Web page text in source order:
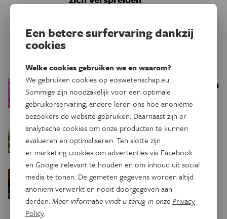
RuimteEen bakkerij op 400 miljoen
kilometer van de aarde
Podcast Natuur & MilieuWaar zijn
insecten in de winter?
Psyche & BreinWaarom we tinnitus
in de hersenen moeten zoeken
Een betere surfervaring dankzij
cookies
Welke cookies gebruiken we en waarom?
We gebruiken cookies op eoswetenschap.eu.
Sommige zijn noodzakelijk voor een optimale
gebruikerservaring, andere leren ons hoe anonieme
bezoekers de website gebruiken. Daarnaast zijn er
analytische cookies om onze producten te kunnen
evalueren en optimaliseren. Ten slotte zijn
er marketing cookies om advertenties via Facebook
en Google relevant te houden en om inhoud uit social
media te tonen. De gemeten gegevens worden altijd
anoniem verwerkt en nooit doorgegeven aan
derden.Meer informatie vindt u terug in onze Privacy
Policy.